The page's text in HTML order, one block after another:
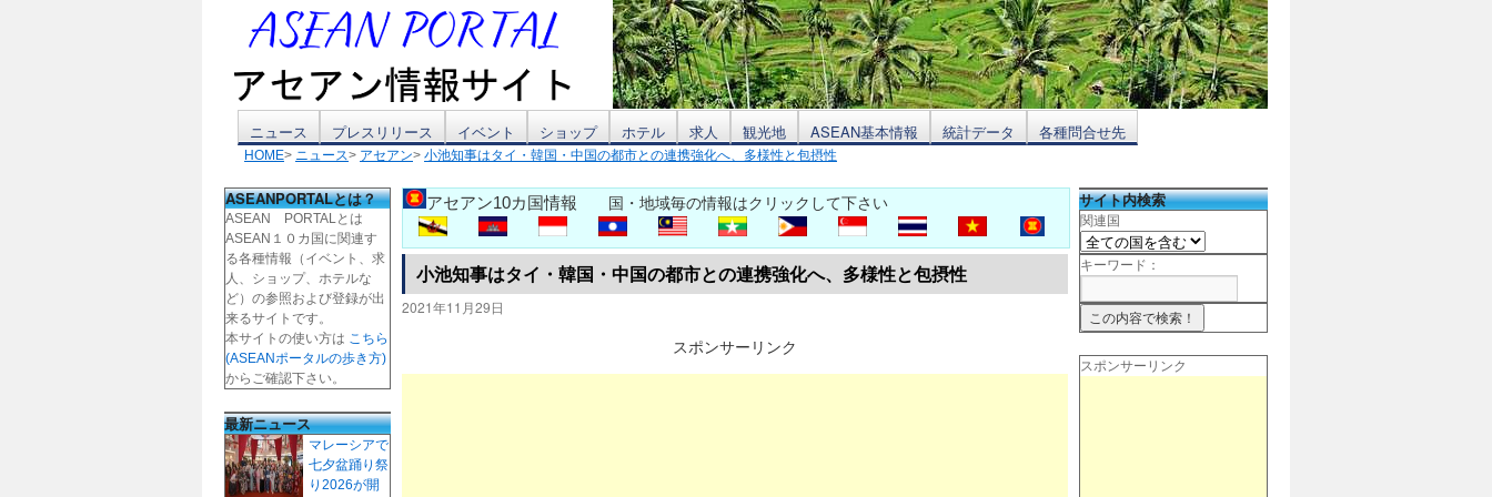
テ
ン
ツ
へ
ス
キ
ッ
ニュース プレスリリース イベント ショップ ホテル 求人 観光地 ASEAN基本情報 統計データ 各種問合せ先
HOME> ニュース> アセアン> 小池知事はタイ・韓国・中国の都市との連携強化へ、多様性と包摂性
アセアン10カ国情報 国・地域毎の情報はクリックして下さい
小池知事はタイ・韓国・中国の都市との連携強化へ、多様性と包摂性
2021年11月29日
スポンサーリンク
ASEANPORTALとは？
ASEAN PORTALとは
ASEAN１０カ国に関連す
る各種情報（イベント、求
人、ショップ、ホテルな
ど）の参照および登録が出
来るサイトです。
本サイトの使い方は こちら
(ASEANポータルの歩き方)
からご確認下さい。
最新ニュース
マレーシアで
七夕盆踊り祭
り2026が開
サイト内検索
関連国
キーワード：
スポンサーリンク